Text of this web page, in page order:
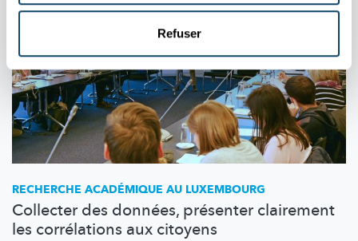
Refuser
RECHERCHE ACADÉMIQUE AU LUXEMBOURG
Collecter des données, présenter clairement
les corrélations aux citoyens